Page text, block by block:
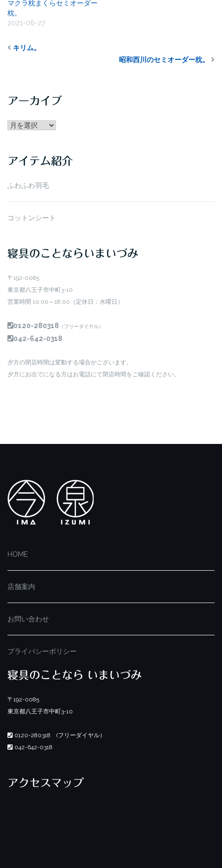
マクラ枕まくらセミオーダー
枕。
2021-06-27
キリム。
昭和西川のセミオーダー枕。
アーカイブ
アー
ブ
アイテム紹介
ふわふわ羽毛
コットンシート
寝具のことならいまいづみ
〒192-0085
東京都八王子市中町3-10
営業時間 10:00～18:00（定休日：水曜日）
0120-280318 （フリーダイヤル）
042-642-0318
夕方の閉店時間は変動する場合がございます。
夕方にお出でになる方はお電話にて閉店時間をご確認ください。
HOME
店舗案内
お問い合わせ
プライバシーポリシー
寝具のことなら いまいづみ
〒192-0085
東京都八王子市中町3-10
0120-280318 (フリーダイヤル）
042-642-0318
アクセスマップ